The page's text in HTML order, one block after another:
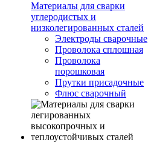
Материалы для сварки
углеродистых и
низколегированных сталей
Электроды сварочные
Проволока сплошная
Проволока
порошковая
Прутки присадочные
Флюс сварочный